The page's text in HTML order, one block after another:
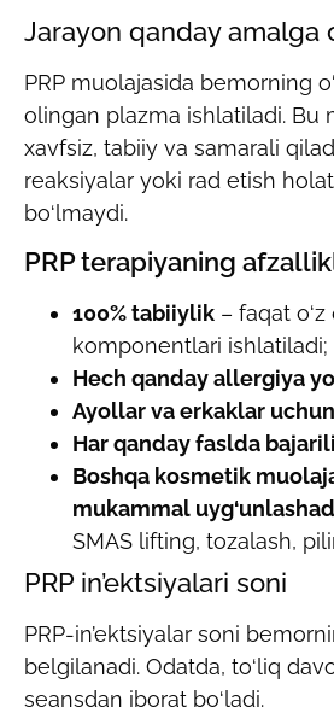
Jarayon qanday amalga
PRP muolajasida bemorning
olingan plazma ishlatiladi. Bu
xavfsiz, tabiiy va samarali
reaksiyalar yoki rad etish
bo‘lmaydi.
PRP terapiyaning
100% tabiiylik – faqat o‘z
komponentlari ishlatiladi;
Hech qanday allergiya
Ayollar va erkaklar
Har qanday faslda
Boshqa kosmetik
mukammal
SMAS lifting, tozalash,
PRP in’ektsiyalari soni
PRP-in’ektsiyalar soni
belgilanadi. Odatda, to‘liq
seansdan iborat bo‘ladi.